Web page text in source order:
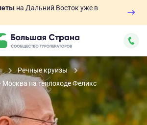
на Дальний Восток уже в
Речные круизы
на теплоходе Феликс